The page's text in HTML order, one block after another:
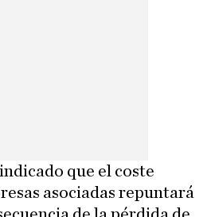
que el coste
asociadas repuntará